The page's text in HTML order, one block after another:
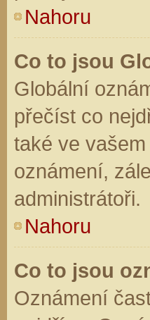
Nahoru
Co to jsou
Globální
přečíst co
také ve
oznámení,
administrátoři.
Nahoru
Co to jsou
Oznámení